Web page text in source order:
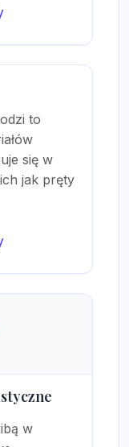
to
się w
jak pręty
w